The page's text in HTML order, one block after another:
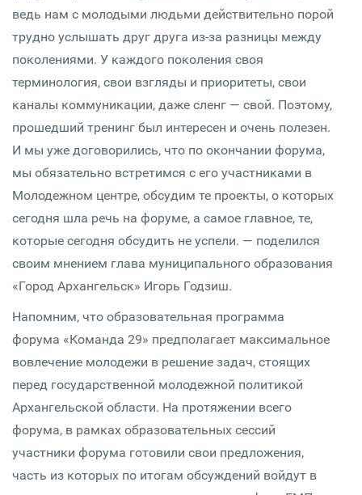
ведь нам с молодыми людьми действительно порой
трудно услышать друг друга из-за разницы между
поколениями. У каждого поколения своя
терминология, свои взгляды и приоритеты, свои
каналы коммуникации, даже сленг — свой. Поэтому,
прошедший тренинг был интересен и очень полезен.
И мы уже договорились, что по окончании форума,
мы обязательно встретимся с его участниками в
Молодежном центре, обсудим те проекты, о которых
сегодня шла речь на форуме, а самое главное, те,
которые сегодня обсудить не успели. — поделился
своим мнением глава муниципального образования
«Город Архангельск» Игорь Годзиш.
Напомним, что образовательная программа
форума «Команда 29» предполагает максимальное
вовлечение молодежи в решение задач, стоящих
перед государственной молодежной политикой
Архангельской области. На протяжении всего
форума, в рамках образовательных сессий
участники форума готовили свои предложения,
часть из которых по итогам обсуждений войдут в